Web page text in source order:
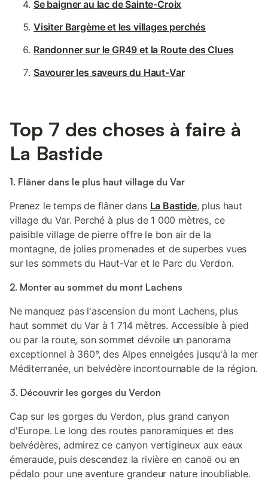
Se baigner au lac de Sainte-Croix
Visiter Bargème et les villages perchés
Randonner sur le GR49 et la Route des Clues
Savourer les saveurs du Haut-Var
Top 7 des choses à faire à
La Bastide
1. Flâner dans le plus haut village du Var
Prenez le temps de flâner dans La Bastide, plus haut
village du Var. Perché à plus de 1 000 mètres, ce
paisible village de pierre offre le bon air de la
montagne, de jolies promenades et de superbes vues
sur les sommets du Haut-Var et le Parc du Verdon.
2. Monter au sommet du mont Lachens
Ne manquez pas l'ascension du mont Lachens, plus
haut sommet du Var à 1 714 mètres. Accessible à pied
ou par la route, son sommet dévoile un panorama
exceptionnel à 360°, des Alpes enneigées jusqu'à la mer
Méditerranée, un belvédère incontournable de la région.
3. Découvrir les gorges du Verdon
Cap sur les gorges du Verdon, plus grand canyon
d'Europe. Le long des routes panoramiques et des
belvédères, admirez ce canyon vertigineux aux eaux
émeraude, puis descendez la rivière en canoë ou en
pédalo pour une aventure grandeur nature inoubliable.